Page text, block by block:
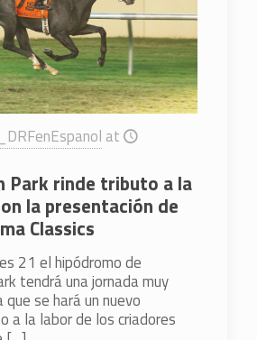
at
Park rinde tributo a la
la presentación de
Classics
21 el hipódromo de
tendrá una jornada muy
se hará un nuevo
a la labor de los criadores